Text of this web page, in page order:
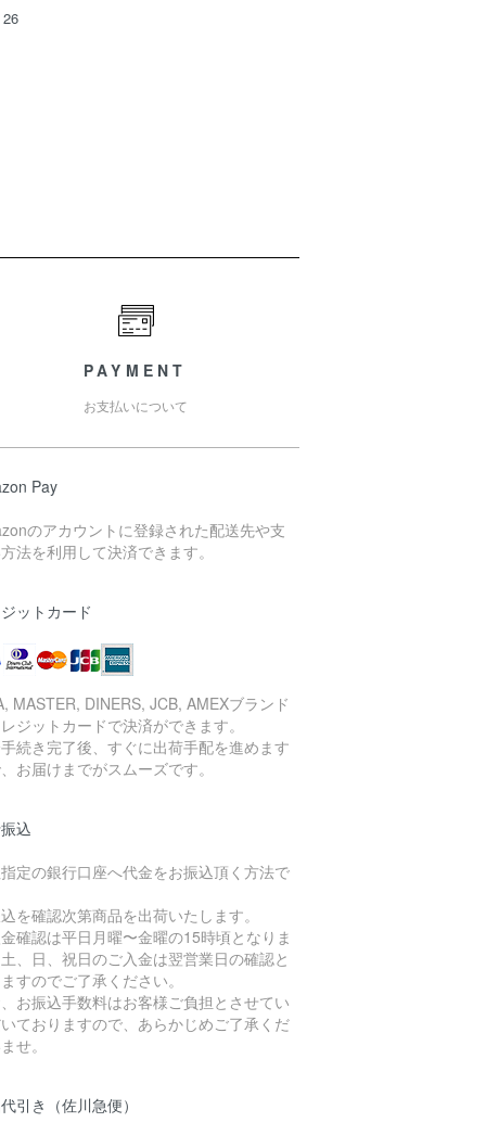
26
PAYMENT
お支払いについて
Pay
のアカウントに登録された配送先や支
法を利用して決済できます。
ットカード
MASTER, DINERS, JCB, AMEXブランド
ジットカードで決済ができます。
続き完了後、すぐに出荷手配を進めます
お届けまでがスムーズです。
込
定の銀行口座へ代金をお振込頂く方法で
を確認次第商品を出荷いたします。
確認は平日月曜〜金曜の15時頃となりま
、日、祝日のご入金は翌営業日の確認と
すのでご了承ください。
お振込手数料はお客様ご負担とさせてい
ておりますので、あらかじめご了承くだ
せ。
引き（佐川急便）